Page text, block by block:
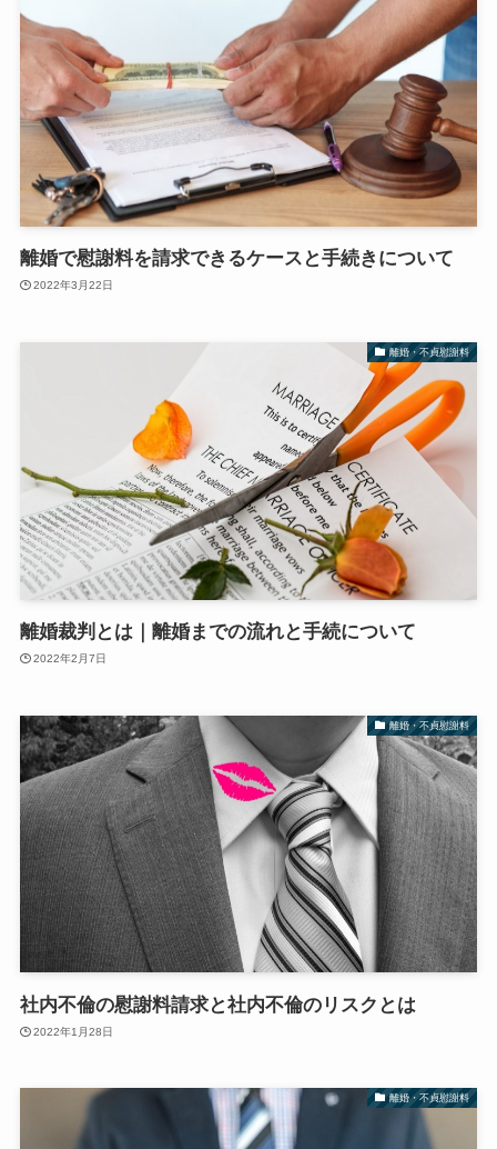
離婚で慰謝料を請求できるケースと手続きについて
2022年3月22日
離婚・不貞慰謝料
離婚裁判とは｜離婚までの流れと手続について
2022年2月7日
離婚・不貞慰謝料
社内不倫の慰謝料請求と社内不倫のリスクとは
2022年1月28日
離婚・不貞慰謝料